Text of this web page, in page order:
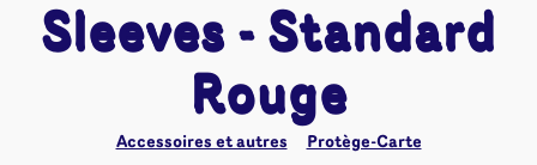
Sleeves - Standard
Rouge
Accessoires et autres Protège-Carte